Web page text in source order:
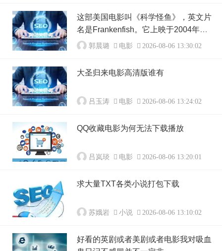
这部美国电影叫《科学怪鱼》，英文片
名是Frankenfish。它上映于2004年，
是一部标准的怪物恐怖片。影片的故事
种通过基因工程改造出来的怪鱼。科学
家为了控制一种食人鱼的数量，把不同
异常凶猛的新物种。这些鱼不仅体型巨
至能在岸边伏击人类。
郭晨璐 电影 2026-08-06 13:30:02
大圣归来电影高清版谁有
吕玉涛 电影 2026-08-06 13:24:02
QQ收藏电影为何无法下载播放
吕岚琰 电影 2026-08-06 13:20:01
求大量TXT各类小说打包下载
苏娥岩 小说 2026-08-06 13:10:02
好看的英剧或者美剧或者电影我对吸血